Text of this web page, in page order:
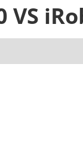
VS